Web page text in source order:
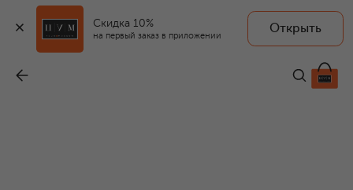
Скидка 10%
на первый заказ в приложении
Открыть
20 950 ₽